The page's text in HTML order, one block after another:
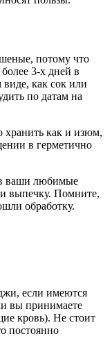
потому что
3-х дней в
как сок или
по датам на
хранить как и изюм,
в герметично
в ваши любимые
выпечку. Помните,
обработку.
если имеются
вы принимаете
кровь). Не стоит
постоянно